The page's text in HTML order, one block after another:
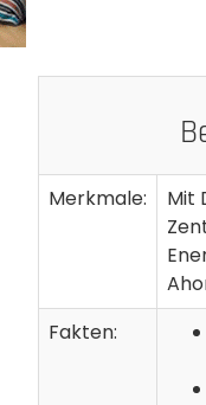
Merkmale:
Mit
Fakten: